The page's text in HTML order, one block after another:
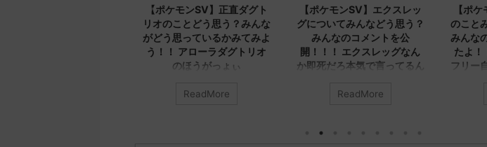
【ポケモンSV】正直ダグト
リオのことどう思う？みんな
がどう思っているかみてみよ
う！！ アローラダグトリオ
のほうがっょぃ
どう思ってる？ 初めの記事 元の
ReadMore
【ポケモンSV】エクスレッ
グについてみんなどう思う？
みんなのコメントを公
開！！！ エクスレッグなん
か即死だろ本気で言ってるん
みんなは「エクスレッグ」につい
ReadMore
【ポケモン
のことみん
みんなのコ
たよ！！
フリー自身
ラさせる